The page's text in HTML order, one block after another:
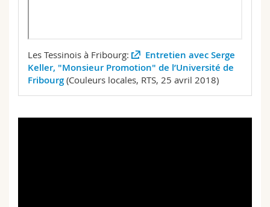
Les Tessinois à Fribourg:
Entretien avec Serge
Keller, "Monsieur Promotion" de l’Université de
Fribourg (Couleurs locales, RTS, 25 avril 2018)